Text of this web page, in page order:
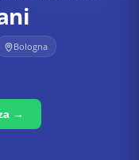
Bologna
→